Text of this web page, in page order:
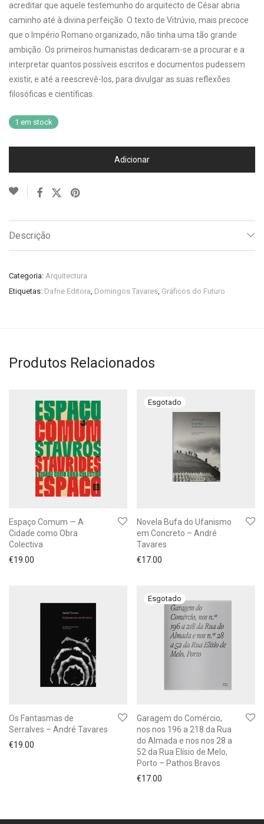
acreditar que aquele testemunho do arquitecto de César abria
caminho até à divina perfeição. O texto de Vitrúvio, mais precoce
que o Império Romano organizado, não tinha uma tão grande
ambição. Os primeiros humanistas dedicaram-se a procurar e a
interpretar quantos possíveis escritos e documentos pudessem
existir, e até a reescrevê-los, para divulgar as suas reflexões
filosóficas e científicas.
1 em stock
Adicionar
Descrição
Categoria: Arquitectura
Etiquetas: Dafne Editora, Domingos Tavares, Gráficos do Futuro
Produtos Relacionados
Espaço Comum — A
Cidade como Obra
Colectiva
€19.00
Novela Bufa do Ufanismo
em Concreto – André
Tavares
€17.00
Os Fantasmas de
Serralves – André Tavares
€19.00
Garagem do Comércio,
nos nos 196 a 218 da Rua
do Almada e nos nos 28 a
52 da Rua Elísio de Melo,
Porto – Pathos Bravos
€17.00